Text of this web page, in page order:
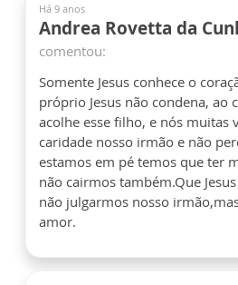
Há 9 anos
Andrea Rovetta da
comentou:
Somente Jesus conhece o
próprio Jesus não condena, ao
acolhe esse filho, e nós muitas
caridade nosso irmão e não
estamos em pé temos que ter
não cairmos também.Que
não julgarmos nosso
amor.